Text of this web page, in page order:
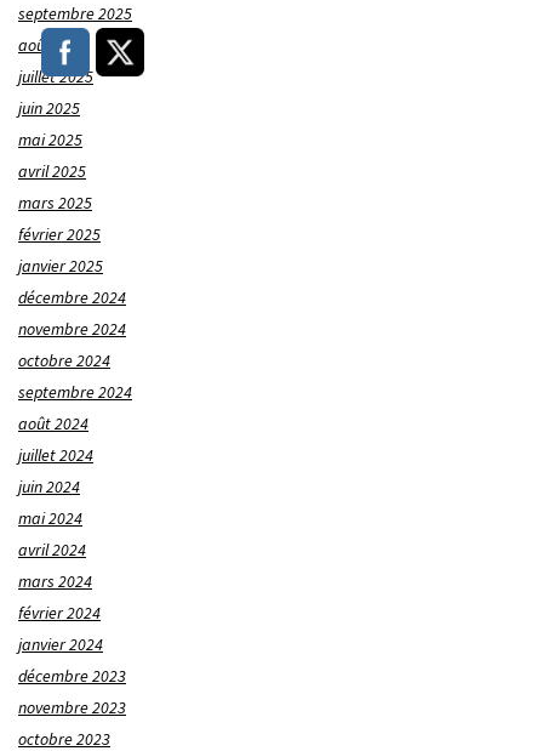
septembre 2025
août 2025
juillet 2025
juin 2025
mai 2025
avril 2025
mars 2025
février 2025
janvier 2025
décembre 2024
novembre 2024
octobre 2024
septembre 2024
août 2024
juillet 2024
juin 2024
mai 2024
avril 2024
mars 2024
février 2024
janvier 2024
décembre 2023
novembre 2023
octobre 2023